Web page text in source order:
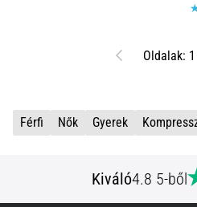
Előző Oldalak:
Férfi Nők Gyerek
Kiváló4.8 5-ből